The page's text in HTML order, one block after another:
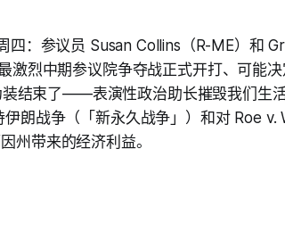
四：参议员 Susan Collins（R-ME）和
烈中期参议院争夺战正式开打、可能
结束了——表演性政治助长摧毁我们生
朗战争（「新永久战争」）和对 Roe v.
州带来的经济利益。